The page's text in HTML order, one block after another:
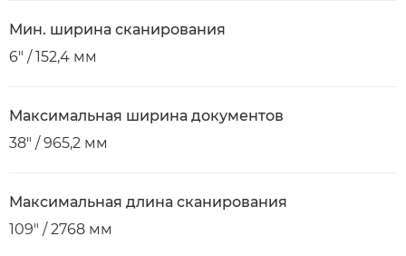
Мин. ширина сканирования
6" / 152,4 мм
Максимальная ширина документов
38" / 965,2 мм
Максимальная длина сканирования
109" / 2768 мм